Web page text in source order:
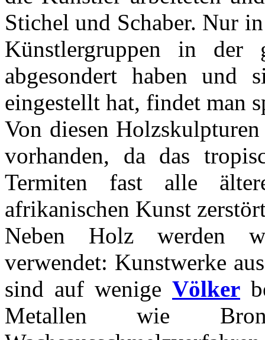
Stichel und Schaber. Nur
Künstlergruppen in der
abgesondert haben und
eingestellt hat, findet man
Von diesen
vorhanden, da das
Termiten fast alle
afrikanischen Kunst
Neben Holz werden
verwendet: Kunstwerke
sind auf wenige Völker
Metallen wie